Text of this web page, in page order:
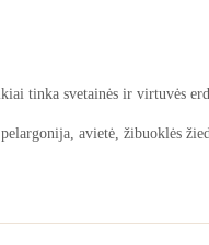
tinka svetainės ir virtuvės
avietė, žibuoklės